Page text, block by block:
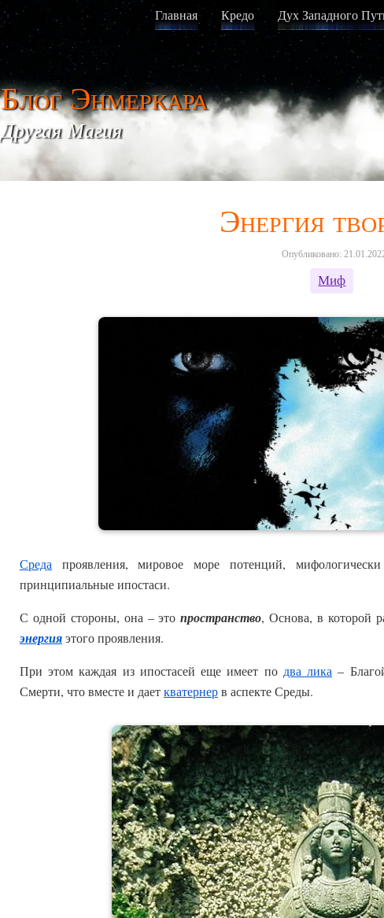
Главная Кредо Дух Западного
Блог Энмеркара
Другая Магия
Энергия
Опубликовано:
Миф
Средапроявления, мировое море потенций,
принципиальные ипостаси.
С одной стороны, она – этопространство, Основа, в которой
энергияэтого проявления.
При этом каждая из ипостасей еще имеет по два лика –
Смерти, что вместе и даеткватернерв аспекте Среды.